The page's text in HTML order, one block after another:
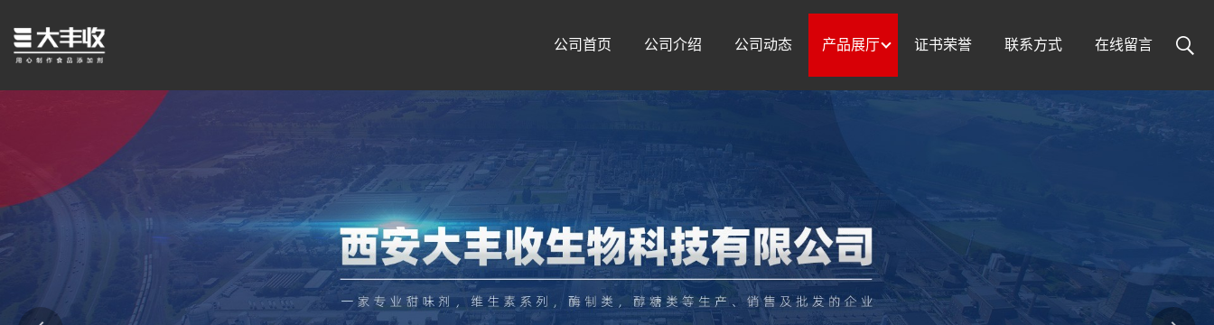
公司首页 公司介绍 公司动态 产品展厅 证书荣誉 联系方式 在线留言